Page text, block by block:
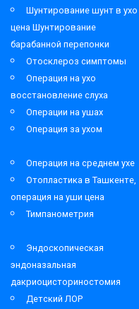
Шунтирование шунт в ухо
цена Шунтирование
барабанной перепонки
Отосклероз симптомы
Операция на ухо
восстановление слуха
Операции на ушах
Операция за ухом
Операция на среднем ухе
Отопластика в Ташкенте,
операция на уши цена
Тимпанометрия
Эндоскопическая
эндоназальная
дакриоцисториностомия
Детский ЛОР